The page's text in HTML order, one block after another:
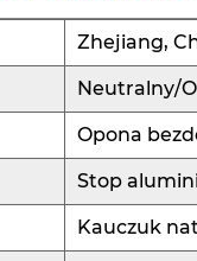
Zhejiang,
Neutralny/
Opona
Stop
Kauczuk